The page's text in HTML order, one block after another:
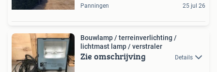
Panningen 25 jul 26
Bouwlamp / terreinverlichting /
lichtmast lamp / verstraler
Zie omschrijving Details